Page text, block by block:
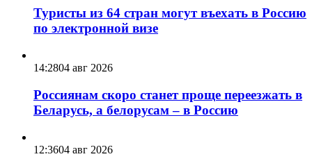
Туристы из 64 стран могут въехать в Россию
по электронной визе
14:2804 авг 2026
Россиянам скоро станет проще переезжать в
Беларусь, а белорусам – в Россию
12:3604 авг 2026